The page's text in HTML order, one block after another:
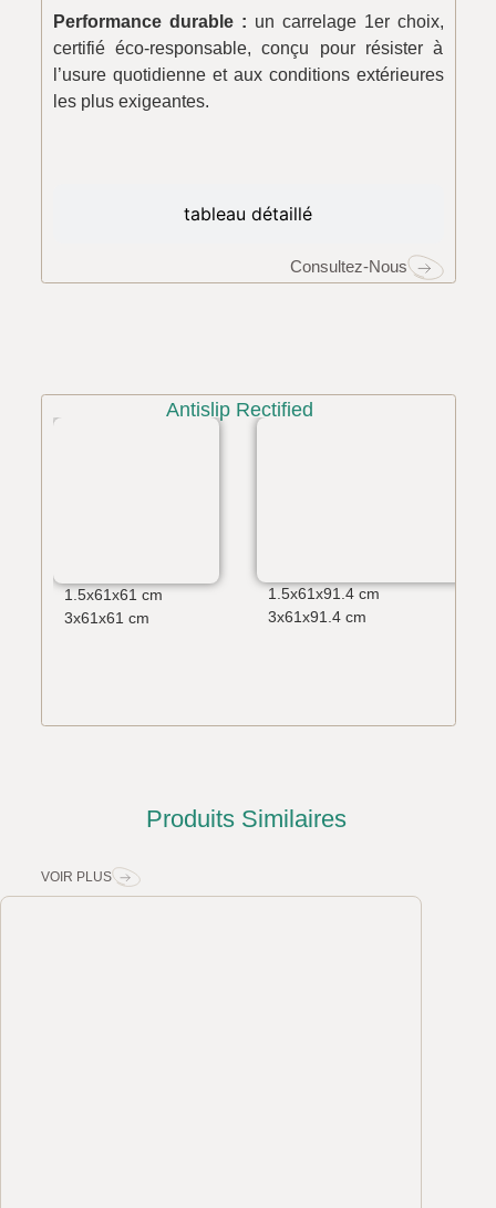
tableau détaillé
Performance durable : un carrelage 1er choix,
certifié éco-responsable, conçu pour résister à
l’usure quotidienne et aux conditions extérieures
les plus exigeantes.
Consultez-Nous
Antislip Rectified
1.5x61x61 cm
3x61x61 cm
1.5x61x91.4 cm
3x61x91.4 cm
VOIR PLUS
Produits Similaires